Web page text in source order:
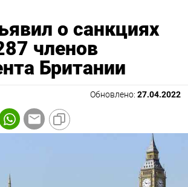
о санкциях
членов
Британии
Обновлено: 27.04.2022